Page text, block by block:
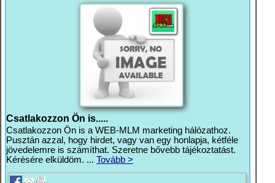
Csatlakozzon Ön is.....
Csatlakozzon Ön is a WEB-MLM marketing hálózathoz.
Pusztán azzal, hogy hirdet, vagy van egy honlapja, kétféle
jövedelemre is számíthat. Szeretne bővebb tájékoztatást.
Kérésére elküldöm. ... Tovább >